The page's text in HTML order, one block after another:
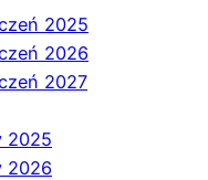
2025
2026
2027
2025
2026